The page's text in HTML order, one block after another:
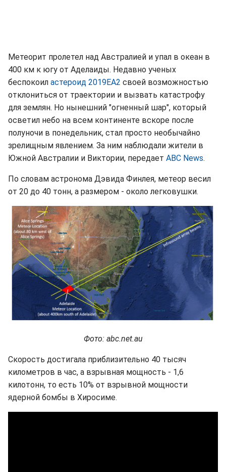
Метеорит пролетел над Австралией и упал в океан в
400 км к югу от Аделаиды. Недавно ученых
беспокоил астероид 2019EA2 своей возможностью
отклониться от траектории и вызвать катастрофу
для землян. Но нынешний "огненный шар", который
осветил небо на всем континенте вскоре после
полуночи в понедельник, стал просто необычайно
зрелищным явлением. За ним наблюдали жители в
Южной Австралии и Виктории, передает ABC News.
По словам астронома Дэвида Финлея, метеор весил
от 20 до 40 тонн, а размером - около легковушки.
Фото: abc.net.au
Скорость достигала приблизительно 40 тысяч
километров в час, а взрывная мощность - 1,6
килотонн, то есть 10% от взрывной мощности
ядерной бомбы в Хиросиме.